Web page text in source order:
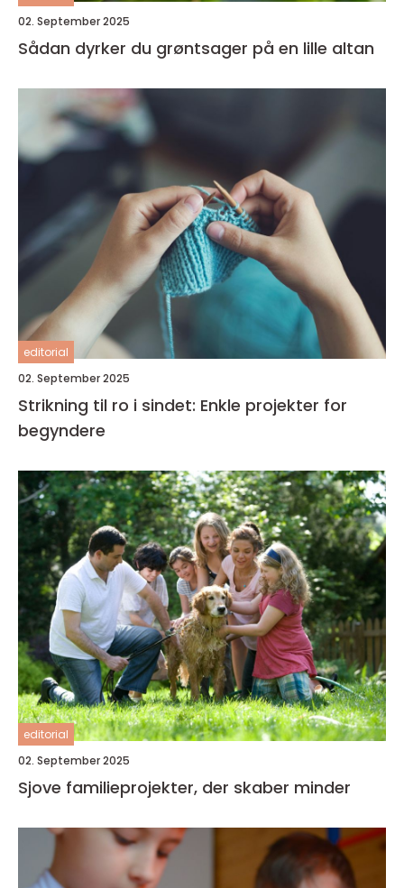
02. September 2025
Sådan dyrker du grøntsager på en lille altan
editorial
02. September 2025
Strikning til ro i sindet: Enkle projekter for
begyndere
editorial
02. September 2025
Sjove familieprojekter, der skaber minder